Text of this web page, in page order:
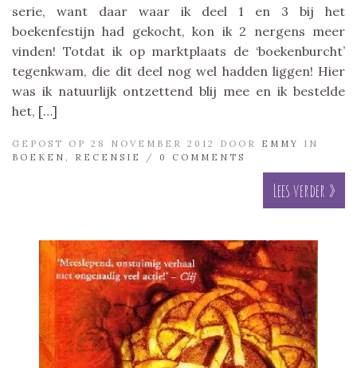
serie, want daar waar ik deel 1 en 3 bij het
boekenfestijn had gekocht, kon ik 2 nergens meer
vinden! Totdat ik op marktplaats de ‘boekenburcht’
tegenkwam, die dit deel nog wel hadden liggen! Hier
was ik natuurlijk ontzettend blij mee en ik bestelde
het, […]
GEPOST OP 28 NOVEMBER 2012 DOOR EMMY
IN
BOEKEN
RECENSIE / 0 COMMENTS
Lees verder »